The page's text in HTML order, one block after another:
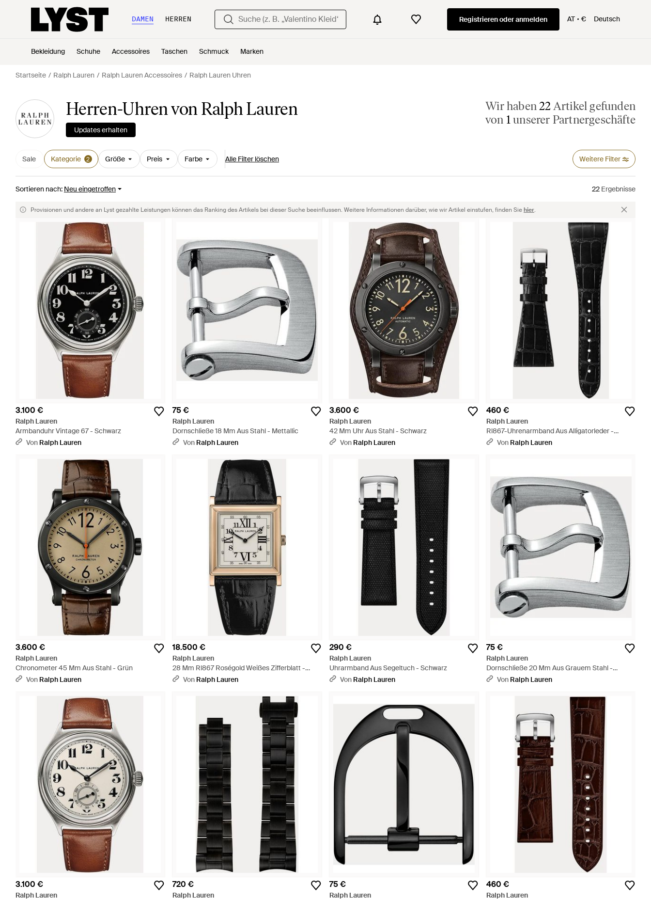
DAMEN HERREN Registrieren oder anmelden AT € Deutsch
Bekleidung Schuhe Accessoires Taschen Schmuck Marken
Startseite Ralph Lauren Ralph Lauren Accessoires Ralph Lauren Uhren
Herren-Uhren von Ralph Lauren
Updates erhalten
Wir haben22 Artikel gefunden
von 1unserer Partnergeschäfte
Sale Kategorie 2 Größe Preis Farbe Alle Filter löschen Weitere Filter
Sortieren nach: Neu eingetroffen 22 Ergebnisse
Provisionen und andere an Lyst gezahlte Leistungen können das Ranking des Artikels bei dieser Suche beeinflussen. Weitere Informationen darüber, wie wir Artikel einstufen, finden Siehier.
3.100 €
Ralph Lauren
Armbanduhr Vintage 67 - Schwarz
Von Ralph Lauren
75 €
Ralph Lauren
Dornschließe 18 Mm Aus Stahl - Mettallic
Von Ralph Lauren
3.600 €
Ralph Lauren
42 Mm Uhr Aus Stahl - Schwarz
Von Ralph Lauren
460 €
Ralph Lauren
Rl867-Uhrenarmband Aus Alligatorleder -
Schwarz
Von Ralph Lauren
3.600 €
Ralph Lauren
Chronometer 45 Mm Aus Stahl - Grün
Von Ralph Lauren
18.500 €
Ralph Lauren
28 Mm Rl867 Roségold Weißes Zifferblatt -
Schwarz
Von Ralph Lauren
290 €
Ralph Lauren
Uhrarmband Aus Segeltuch - Schwarz
Von Ralph Lauren
75 €
Ralph Lauren
Dornschließe 20 Mm Aus Grauem Stahl -
Mettallic
Von Ralph Lauren
3.100 €
Ralph Lauren
720 €
Ralph Lauren
75 €
Ralph Lauren
460 €
Ralph Lauren